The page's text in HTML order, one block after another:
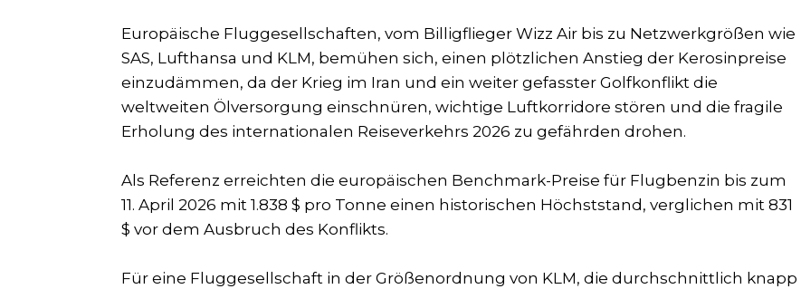
Europäische Fluggesellschaften, vom Billigflieger Wizz Air bis zu Netzwerkgrößen wie
SAS, Lufthansa und KLM, bemühen sich, einen plötzlichen Anstieg der Kerosinpreise
einzudämmen, da der Krieg im Iran und ein weiter gefasster Golfkonflikt die
weltweiten Ölversorgung einschnüren, wichtige Luftkorridore stören und die fragile
Erholung des internationalen Reiseverkehrs 2026 zu gefährden drohen.
Als Referenz erreichten die europäischen Benchmark-Preise für Flugbenzin bis zum
11. April 2026 mit 1.838 $ pro Tonne einen historischen Höchststand, verglichen mit 831
$ vor dem Ausbruch des Konflikts.
Für eine Fluggesellschaft in der Größenordnung von KLM, die durchschnittlich knapp